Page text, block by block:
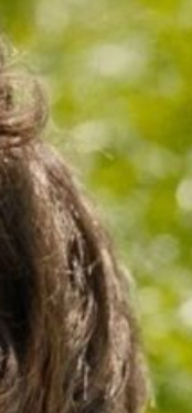
der Intimität
setzen.Sedonja
zentralen
wird! Spenden
Sendung vom
Moderation &
00:00